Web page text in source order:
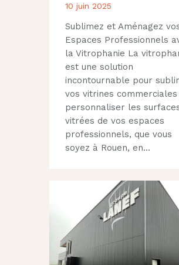
10 juin 2025
Sublimez et Aménagez
Espaces Professionnels
la Vitrophanie La
est une solution
incontournable pour
vos vitrines
personnaliser les
vitrées de vos espaces
professionnels, que vous
soyez à Rouen, en…